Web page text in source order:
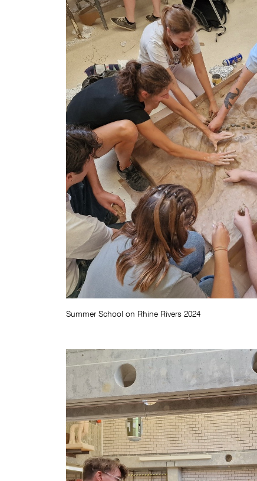
Summer School on Rhine Rivers 2024